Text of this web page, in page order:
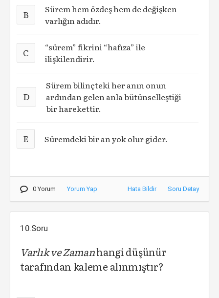
B
Sürem hem özdeş hem de değişken
varlığın adıdır.
C
“sürem” fikrini “hafıza” ile
ilişkilendirir.
D
Sürem bilinçteki her anın onun
ardından gelen anla bütünselleştiği
bir harekettir.
E Süremdeki bir an yok olur gider.
0 Yorum Yorum Yap Hata Bildir Soru Detay
10.Soru
Varlık ve Zamanhangi düşünür
tarafından kaleme alınmıştır?